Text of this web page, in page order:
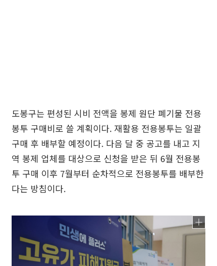
도봉구는 편성된 시비 전액을 봉제 원단 폐기물 전용
봉투 구매비로 쓸 계획이다. 재활용 전용봉투는 일괄
구매 후 배부할 예정이다. 다음 달 중 공고를 내고 지
역 봉제 업체를 대상으로 신청을 받은 뒤 6월 전용봉
투 구매 이후 7월부터 순차적으로 전용봉투를 배부한
다는 방침이다.